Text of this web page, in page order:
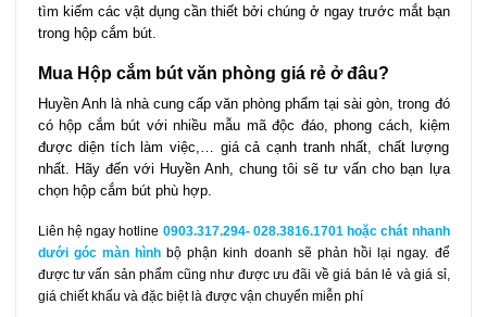
tìm kiếm các vật dụng cần thiết bởi chúng ở ngay trước mắt bạn
trong hộp cắm bút.
Mua Hộp cắm bút văn phòng giá rẻ ở đâu?
Huyền Anh là nhà cung cấp văn phòng phẩm tại sài gòn, trong đó
có hộp cắm bút với nhiều mẫu mã độc đáo, phong cách, kiệm
được diện tích làm việc,… giá cả cạnh tranh nhất, chất lượng
nhất. Hãy đến với Huyền Anh, chung tôi sẽ tư vấn cho bạn lựa
chọn hộp cắm bút phù hợp.
Liên hệ ngay hotline 0903.317.294- 028.3816.1701 hoặc chát nhanh
dưới góc màn hìnhbộ phận kinh doanh sẽ phản hồi lại ngay. để
được tư vấn sản phẩm cũng như được ưu đãi về giá bán lẻ và giá sỉ,
giá chiết khấu và đặc biệt là được vận chuyển miễn phí